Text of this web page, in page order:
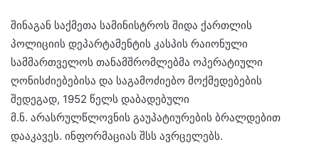
შინაგან საქმეთა სამინისტროს შიდა ქართლის
პოლიციის დეპარტამენტის კასპის რაიონული
სამმართველოს თანამშრომლებმა ოპერატიული
ღონისძიებებისა და საგამოძიებო მოქმედებების
შედეგად, 1952 წელს დაბადებული
მ.ნ. არასრულწლოვნის გაუპატიურების ბრალდებით
დააკავეს. ინფორმაციას შსს ავრცელებს.